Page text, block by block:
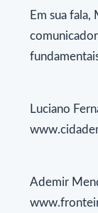
Em sua
Luciano
Ademir